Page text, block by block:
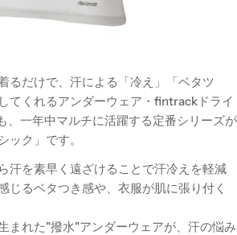
るだけで、 汗による「冷え 」「ベタツ
てくれるアンダーウェア・fintrackドライ
、一年中マルチに活躍する定番シリーズが
ック」です。
汗を素早く遠ざけることで汗冷えを軽減
じるベタつき感や、衣服が肌に張り付く
まれた"撥水"アンダーウェアが、汗の悩み